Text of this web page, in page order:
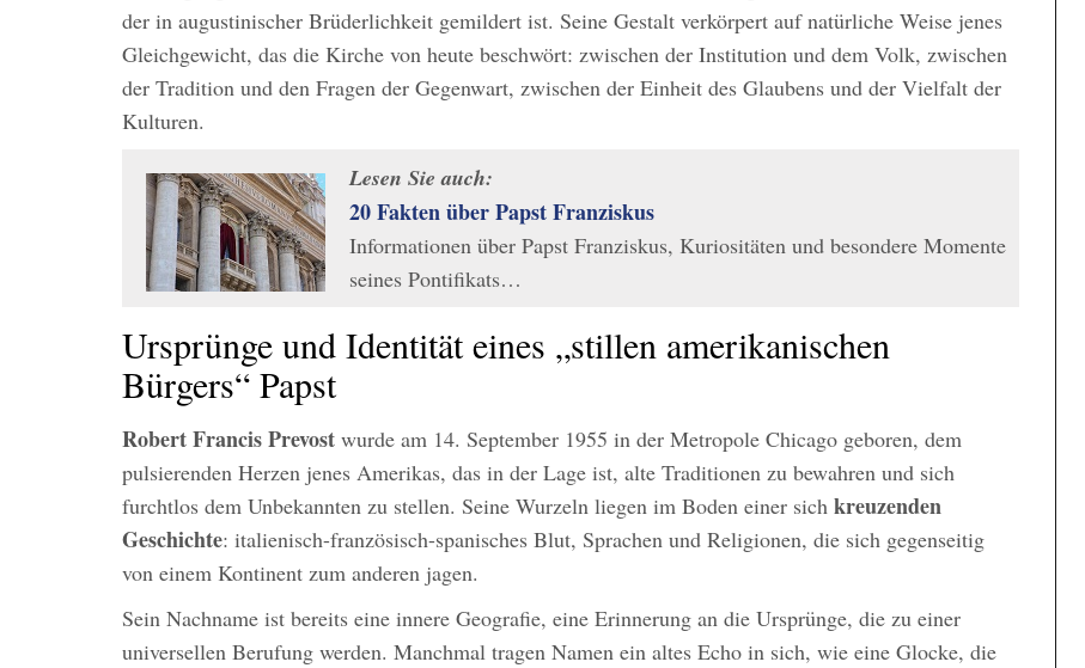
der in augustinischer Brüderlichkeit gemildert ist. Seine Gestalt verkörpert auf natürliche Weise jenes
Gleichgewicht, das die Kirche von heute beschwört: zwischen der Institution und dem Volk, zwischen
der Tradition und den Fragen der Gegenwart, zwischen der Einheit des Glaubens und der Vielfalt der
Kulturen.
Lesen Sie auch:
20 Fakten über Papst Franziskus
Informationen über Papst Franziskus, Kuriositäten und besondere Momente
seines Pontifikats…
Ursprünge und Identität eines „stillen amerikanischen
Bürgers“ Papst
Robert Francis Prevost wurde am 14. September 1955 in der Metropole Chicago geboren, dem
pulsierenden Herzen jenes Amerikas, das in der Lage ist, alte Traditionen zu bewahren und sich
furchtlos dem Unbekannten zu stellen. Seine Wurzeln liegen im Boden einer sich kreuzenden
Geschichte: italienisch-französisch-spanisches Blut, Sprachen und Religionen, die sich gegenseitig
von einem Kontinent zum anderen jagen.
Sein Nachname ist bereits eine innere Geografie, eine Erinnerung an die Ursprünge, die zu einer
universellen Berufung werden. Manchmal tragen Namen ein altes Echo in sich, wie eine Glocke, die